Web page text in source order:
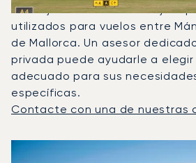
Beechjet 400A fueron los jets
utilizados para vuelos entre
de Mallorca. Un asesor
privada puede ayudarle a elegir
adecuado para sus
específicas.
Contacte con una de nuestras
Foto de la aeronaveModelo de